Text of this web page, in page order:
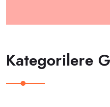
Kategorilere